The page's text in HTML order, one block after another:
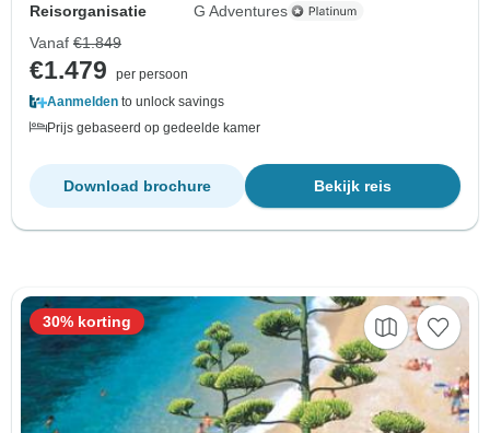
Reisorganisatie
G Adventures
Vanaf €1.849
€1.479
per persoon
Aanmelden to unlock savings
Prijs gebaseerd op gedeelde kamer
Bekijk reis
Download brochure
30% korting